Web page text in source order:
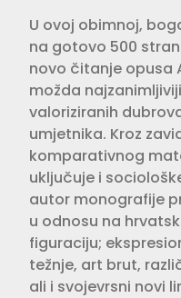
U ovoj obimnoj,
na gotovo 500
novo čitanje opusa
možda
valoriziranih
umjetnika. Kroz
komparativnog
uključuje i
autor monografije
u odnosu na
figuraciju;
težnje, art brut,
ali i svojevrsni novi